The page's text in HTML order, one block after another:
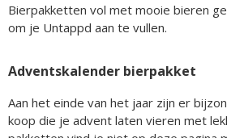
Bierpakketten vol met mooie bieren
om je Untappd aan te vullen.
Adventskalender bierpakket
Aan het einde van het jaar zijn er
koop die je advent laten vieren met